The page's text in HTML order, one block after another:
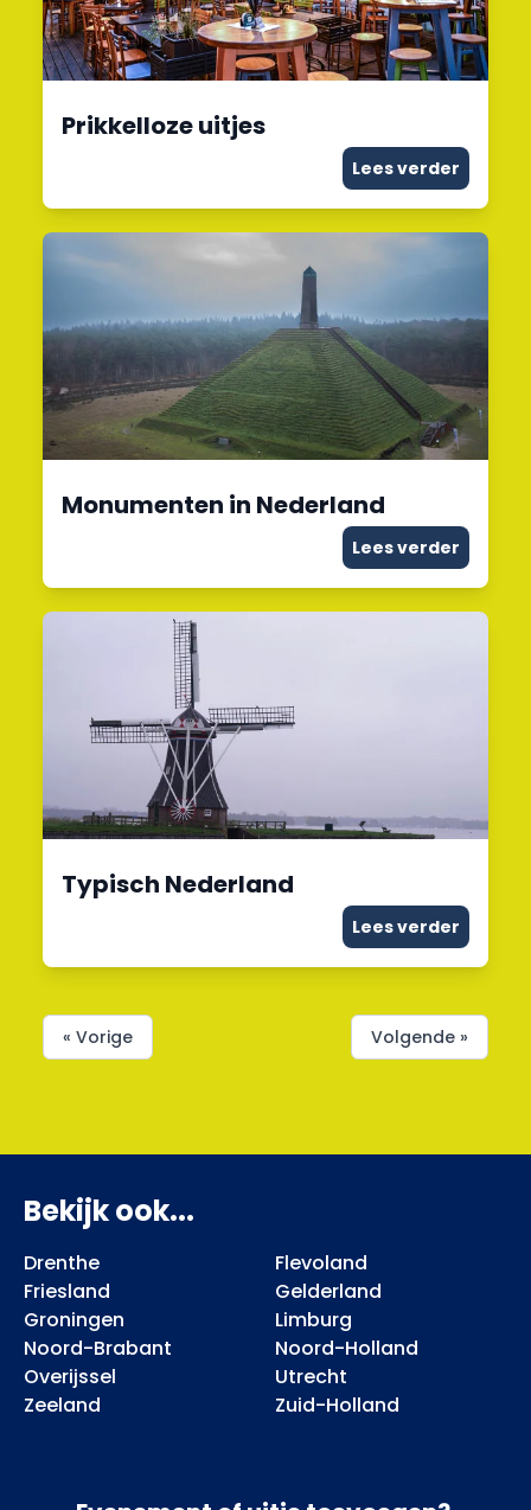
Prikkelloze uitjes
Lees verder
Monumenten in Nederland
Lees verder
Typisch Nederland
Lees verder
« Vorige Volgende »
Bekijk ook...
Drenthe
Flevoland
Friesland
Gelderland
Groningen
Limburg
Noord-Brabant
Noord-Holland
Overijssel
Utrecht
Zeeland
Zuid-Holland